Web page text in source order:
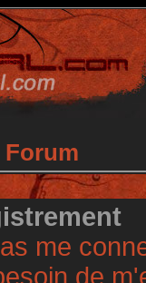
Forum
me
de